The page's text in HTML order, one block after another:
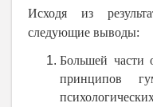
Исходя из
следующие выводы:
Большей части
принципов